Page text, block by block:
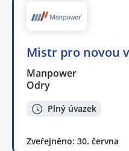
Mistr pro novou
Manpower
Odry
Plný úvazek
Zveřejněno: 30. června